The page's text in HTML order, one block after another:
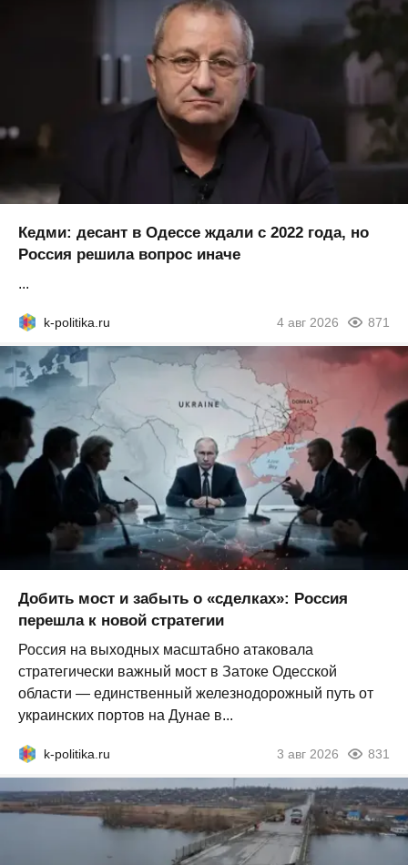
Кедми: десант в Одессе ждали с 2022 года, но
Россия решила вопрос иначе
...
k-politika.ru 4 авг 2026 871
Добить мост и забыть о «сделках»: Россия
перешла к новой стратегии
Россия на выходных масштабно атаковала
стратегически важный мост в Затоке Одесской
области — единственный железнодорожный путь от
украинских портов на Дунае в...
k-politika.ru 3 авг 2026 831